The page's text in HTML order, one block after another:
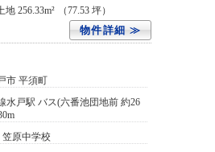
地 256.33m² （77.53 坪）
物件詳細 ≫
市 平須町
水戸駅 バス(六番池団地前 約26
原中学校